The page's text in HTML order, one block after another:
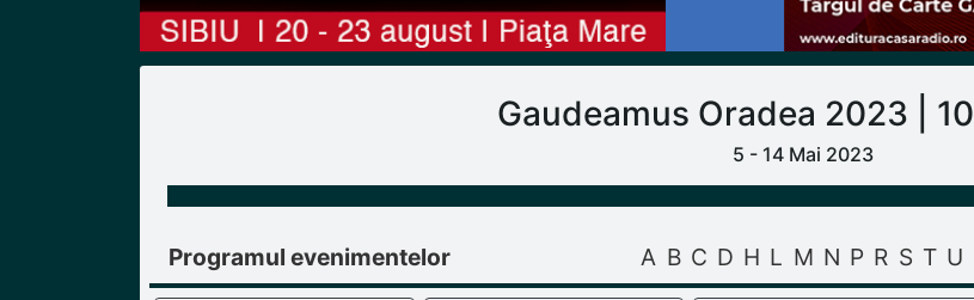
Gaudeamus Oradea 2023 |
5 - 14 Mai 2023
Programul evenimentelor A B C D H L M N P R S T U